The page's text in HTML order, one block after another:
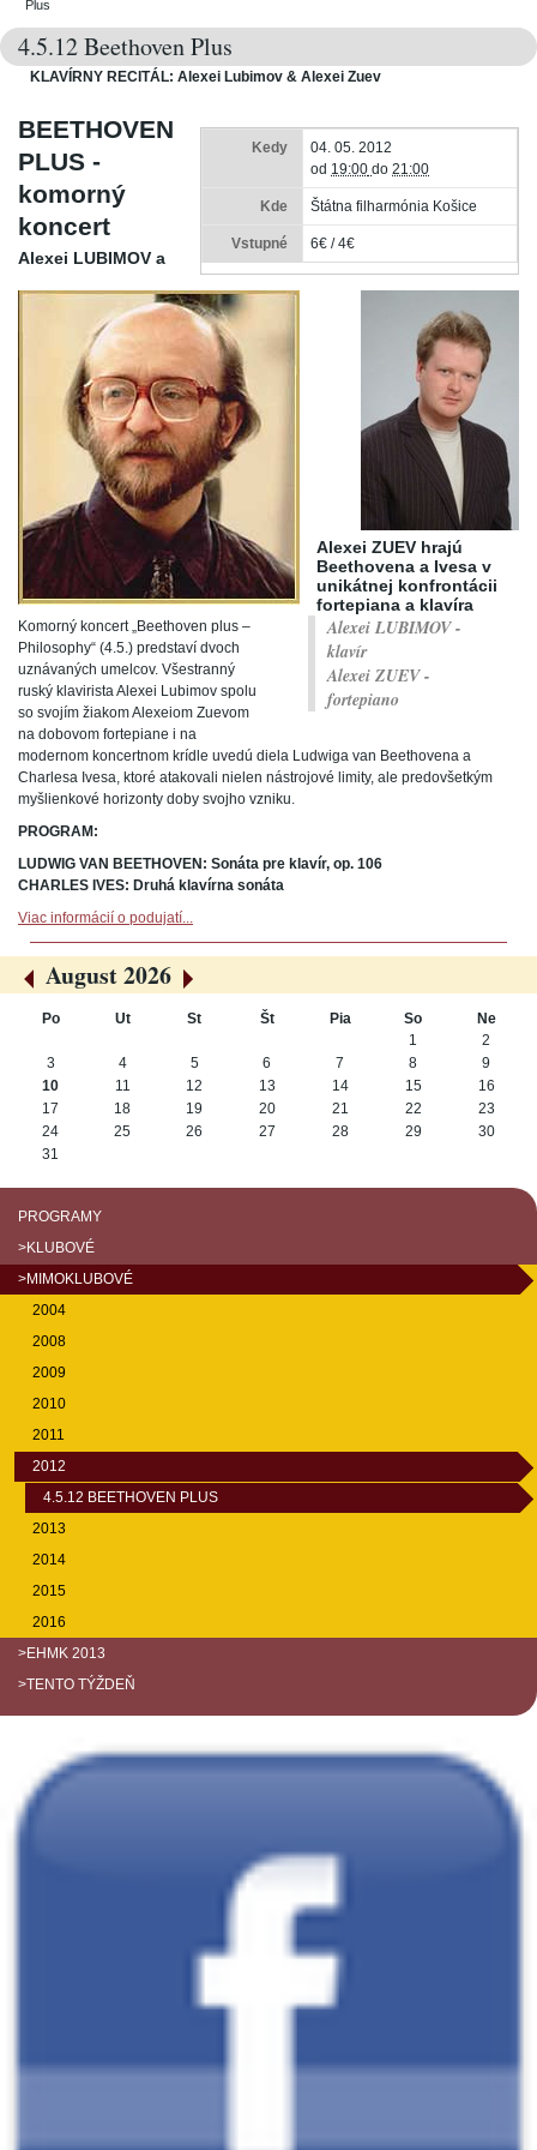
Plus
4.5.12 Beethoven Plus
KLAVÍRNY RECITÁL: Alexei Lubimov & Alexei Zuev
Kedy
04. 05. 2012
od 19:00 do 21:00
Kde Štátna filharmónia Košice
Vstupné 6€ / 4€
BEETHOVEN
PLUS -
komorný
koncert
Alexei LUBIMOV a
Alexei ZUEV hrajú
Beethovena a Ivesa v
unikátnej konfrontácii
fortepiana a klavíra
Alexei LUBIMOV -
klavír
Alexei ZUEV -
fortepiano
Komorný koncert „Beethoven plus –
Philosophy“ (4.5.) predstaví dvoch
uznávaných umelcov. Všestranný
ruský klavirista Alexei Lubimov spolu
so svojím žiakom Alexeiom Zuevom
na dobovom fortepiane i na
modernom koncertnom krídle uvedú diela Ludwiga van Beethovena a
Charlesa Ivesa, ktoré atakovali nielen nástrojové limity, ale predovšetkým
myšlienkové horizonty doby svojho vzniku.
PROGRAM:
LUDWIG VAN BEETHOVEN: Sonáta pre klavír, op. 106
CHARLES IVES: Druhá klavírna sonáta
Viac informácií o podujatí...
«
August 2026
»
Po Ut St Št Pia So
Ne
1
2
3
4 5 6 7 8
9
10
11 12 13 14 15
16
17
18 19 20 21 22
23
24
25 26 27 28 29
30
31
PROGRAMY
>KLUBOVÉ
>MIMOKLUBOVÉ
2004
2008
2009
2010
2011
2012
4.5.12 BEETHOVEN PLUS
2013
2014
2015
2016
>EHMK 2013
>TENTO TÝŽDEŇ